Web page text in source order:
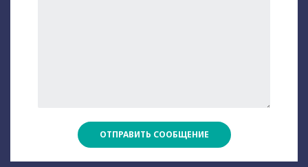
ОТПРАВИТЬ СООБЩЕНИЕ